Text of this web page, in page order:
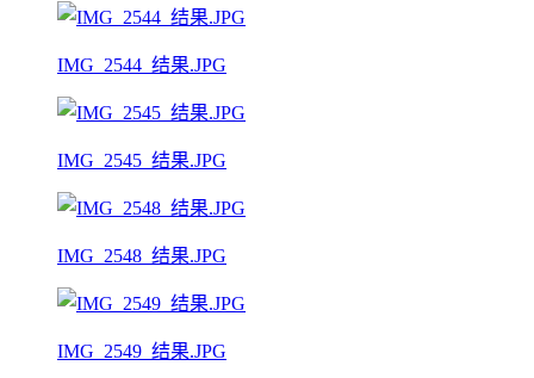
IMG_2544_结果.JPG
IMG_2545_结果.JPG
IMG_2548_结果.JPG
IMG_2549_结果.JPG